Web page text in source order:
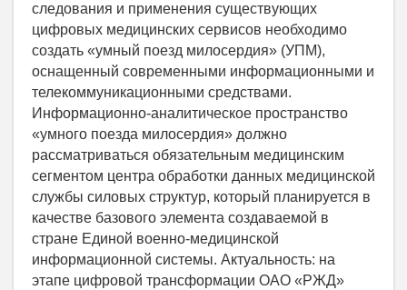
следования и применения существующих
цифровых медицинских сервисов необходимо
создать «умный поезд милосердия» (УПМ),
оснащенный современными информационными и
телекоммуникационными средствами.
Информационно-аналитическое пространство
«умного поезда милосердия» должно
рассматриваться обязательным медицинским
сегментом центра обработки данных медицинской
службы силовых структур, который планируется в
качестве базового элемента создаваемой в
стране Единой военно-медицинской
информационной системы. Актуальность: на
этапе цифровой трансформации ОАО «РЖД»